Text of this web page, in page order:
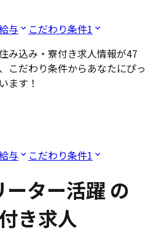
与 こだわり条件1
み込み・寮付き求人情報が47
こだわり条件からあなたにぴっ
ます！
与 こだわり条件1
ーター活躍の
き求人